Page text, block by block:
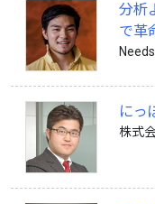
分析
で革
にっ
株式